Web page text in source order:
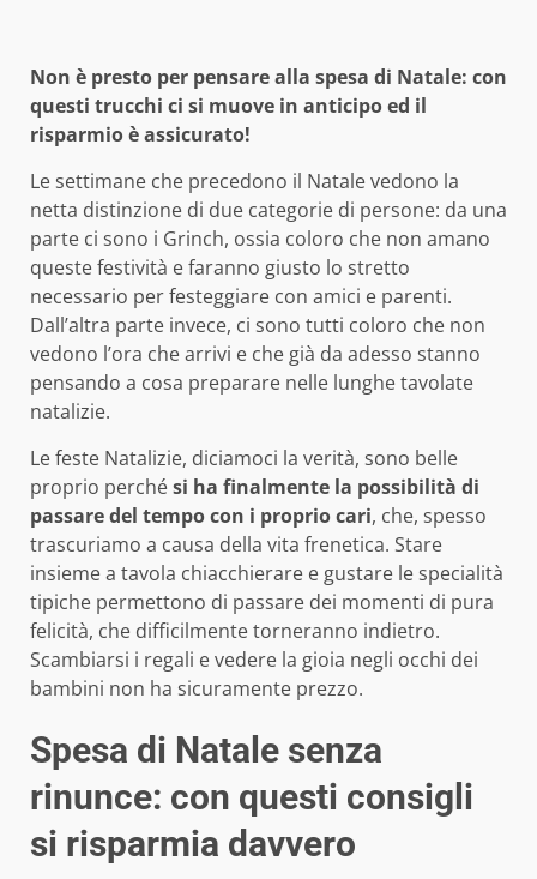
Non è presto per pensare alla spesa di Natale: con
questi trucchi ci si muove in anticipo ed il
risparmio è assicurato!
Le settimane che precedono il Natale vedono la
netta distinzione di due categorie di persone: da una
parte ci sono i Grinch, ossia coloro che non amano
queste festività e faranno giusto lo stretto
necessario per festeggiare con amici e parenti.
Dall’altra parte invece, ci sono tutti coloro che non
vedono l’ora che arrivi e che già da adesso stanno
pensando a cosa preparare nelle lunghe tavolate
natalizie.
Le feste Natalizie, diciamoci la verità, sono belle
proprio perchési ha finalmente la possibilità di
passare del tempo con i proprio cari, che, spesso
trascuriamo a causa della vita frenetica. Stare
insieme a tavola chiacchierare e gustare le specialità
tipiche permettono di passare dei momenti di pura
felicità, che difficilmente torneranno indietro.
Scambiarsi i regali e vedere la gioia negli occhi dei
bambini non ha sicuramente prezzo.
Spesa di Natale senza
rinunce: con questi consigli
si risparmia davvero